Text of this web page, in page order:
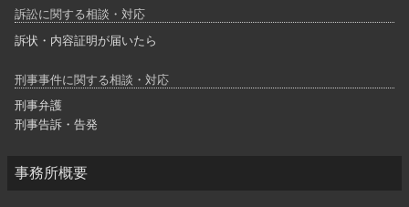
訴訟に関する相談・対応
訴状・内容証明が届いたら
刑事事件に関する相談・対応
刑事弁護
刑事告訴・告発
事務所概要